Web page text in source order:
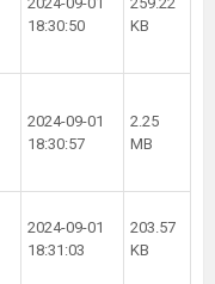
18:30:50
KB
2024-09-01
18:30:57
2.25
MB
2024-09-01
18:31:03
203.57
KB